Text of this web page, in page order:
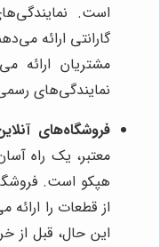
است.
گارانتی ارائه
مشتریان ارائه
نمایندگی‌های رسمی
فروشگاه‌های
معتبر، یک راه
هپکو است.
از قطعات را
این حال، قبل از